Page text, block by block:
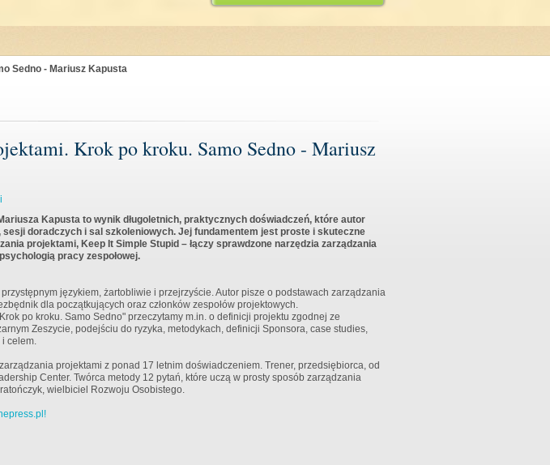
Sedno - Mariusz Kapusta
Krok po kroku. Samo Sedno - Mariusz
Kapusta to wynik długoletnich, praktycznych doświadczeń, które autor
sesji doradczych i sal szkoleniowych. Jej fundamentem jest proste i skuteczne
projektami, Keep It Simple Stupid – łączy sprawdzone narzędzia zarządzania
pracy zespołowej.
językiem, żartobliwie i przejrzyście. Autor pisze o podstawach zarządzania
dla początkujących oraz członków zespołów projektowych.
po kroku. Samo Sedno" przeczytamy m.in. o definicji projektu zgodnej ze
Zeszycie, podejściu do ryzyka, metodykach, definicji Sponsora, case studies,
i celem.
projektami z ponad 17 letnim doświadczeniem. Trener, przedsiębiorca, od
Center. Twórca metody 12 pytań, które uczą w prosty sposób zarządzania
wielbiciel Rozwoju Osobistego.